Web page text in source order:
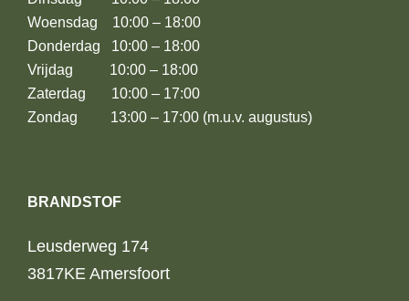
Woensdag 10:00 – 18:00
Donderdag 10:00 – 18:00
Vrijdag 10:00 – 18:00
Zaterdag 10:00 – 17:00
Zondag 13:00 – 17:00 (m.u.v. augustus)
BRANDSTOF
Leusderweg 174
3817KE Amersfoort